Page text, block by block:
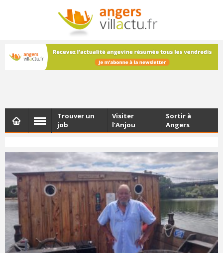
NEWSLETTER
Les dernières actualités d'Angers, chaque vendredi dans
votre boîte e-mail
Trouver un
job
Visiter
l’Anjou
Sortir à
Angers